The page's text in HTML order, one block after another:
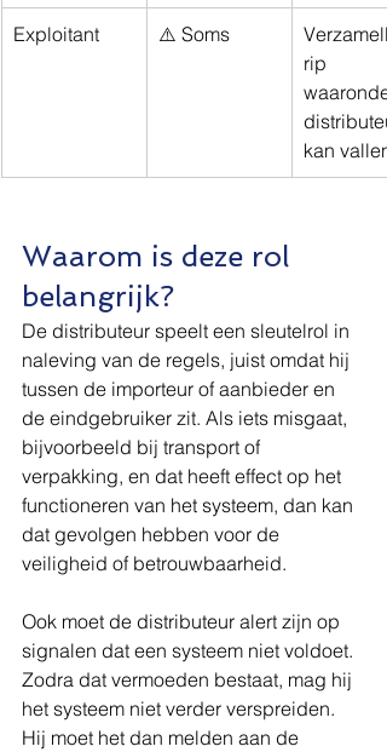
Exploitant ⚠️ Soms
rip
kan vallen.
Waarom is deze rol
belangrijk?
De distributeur speelt een sleutelrol in
naleving van de regels, juist omdat hij
tussen de importeur of aanbieder en
de eindgebruiker zit. Als iets misgaat,
bijvoorbeeld bij transport of
verpakking, en dat heeft effect op het
functioneren van het systeem, dan kan
dat gevolgen hebben voor de
veiligheid of betrouwbaarheid.
Ook moet de distributeur alert zijn op
signalen dat een systeem niet voldoet.
Zodra dat vermoeden bestaat, mag hij
het systeem niet verder verspreiden.
Hij moet het dan melden aan de